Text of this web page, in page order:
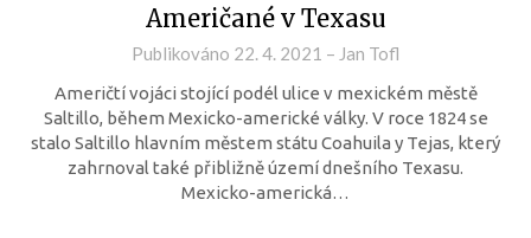
Američané v Texasu
Publikováno 22. 4. 2021 – Jan Tofl
Američtí vojáci stojící podél ulice v mexickém městě
Saltillo, během Mexicko-americké války. V roce 1824 se
stalo Saltillo hlavním městem státu Coahuila y Tejas, který
zahrnoval také přibližně území dnešního Texasu.
Mexicko-americká…